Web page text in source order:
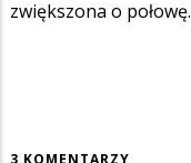
zwiększona o połowę.
3 KOMENTARZY